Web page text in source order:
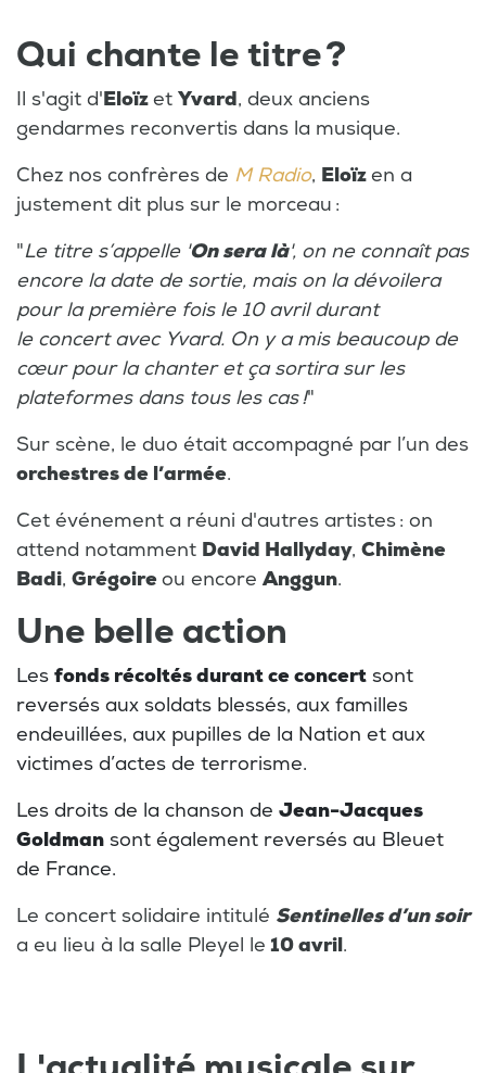
Qui chante le titre ?
Il s'agit d'Eloïzet Yvard, deux anciens
gendarmes reconvertis dans la musique.
Chez nos confrères de M Radio, Eloïzen a
justement dit plus sur le morceau :
"Le titre s’appelle 'On sera là', on ne connaît pas
encore la date de sortie, mais on la dévoilera
pour la première fois le 10 avril durant
le concert avec Yvard. On y a mis beaucoup de
cœur pour la chanter et ça sortira sur les
plateformes dans tous les cas !"
Sur scène, le duo était accompagné par l’un des
orchestres de l’armée.
Cet événement a réuni d'autres artistes : on
attend notamment David Hallyday, Chimène
Badi, Grégoireou encore Anggun.
Une belle action
Les fonds récoltés durant ce concert sont
reversés aux soldats blessés, aux familles
endeuillées, aux pupilles de la Nation et aux
victimes d’actes de terrorisme.
Les droits de la chanson de Jean-Jacques
Goldman sont également reversés au Bleuet
de France.
Le concert solidaire intitulé Sentinelles d’un soir
a eu lieu à la salle Pleyel le 10 avril.